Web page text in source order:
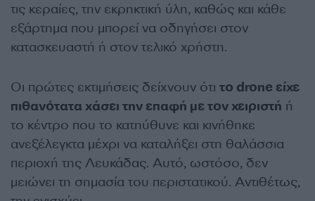
τις κεραίες, την εκρηκτική ύλη, καθώς και κάθε
εξάρτημα που μπορεί να οδηγήσει στον
κατασκευαστή ή στον τελικό χρήστη.
Οι πρώτες εκτιμήσεις δείχνουν ότι το drone είχε
πιθανότατα χάσει την επαφή με τον χειριστή ή
το κέντρο που το κατηύθυνε και κινήθηκε
ανεξέλεγκτα μέχρι να καταλήξει στη θαλάσσια
περιοχή της Λευκάδας. Αυτό, ωστόσο, δεν
μειώνει τη σημασία του περιστατικού. Αντιθέτως,